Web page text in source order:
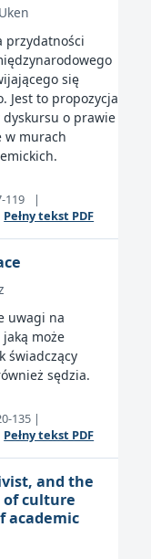
przydatności
się
Jest to propozycja
o prawie
w murach
119
|
Pełny tekst PDF
uwagi na
może
świadczący
sędzia.
135 |
Pełny tekst PDF
and the
culture
academic